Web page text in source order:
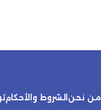
من نحن الشروط والأحكام